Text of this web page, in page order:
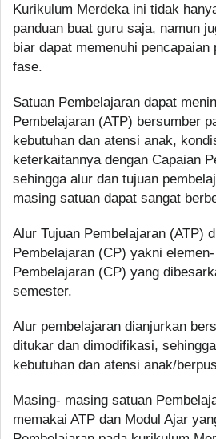
Kurikulum Merdeka ini tidak
panduan buat guru saja, namun
biar dapat memenuhi
fase.
Satuan Pembelajaran dapat
Pembelajaran (ATP) bersumber
kebutuhan dan atensi anak,
keterkaitannya dengan Capaian
sehingga alur dan tujuan
masing satuan dapat sangat
Alur Tujuan Pembelajaran (ATP)
Pembelajaran (CP) yakni
Pembelajaran (CP) yang
semester.
Alur pembelajaran dianjurkan
ditukar dan dimodifikasi,
kebutuhan dan atensi anak/
Masing- masing satuan
memakai ATP dan Modul Ajar